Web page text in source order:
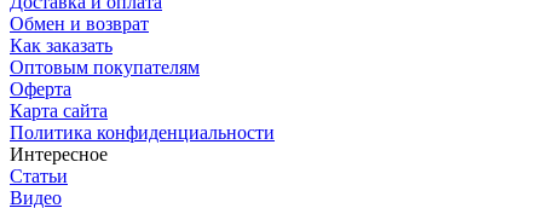
Обмен и возврат
Как заказать
Оптовым покупателям
Оферта
Карта сайта
Политика конфиденциальности
Интересное
Статьи
Видео